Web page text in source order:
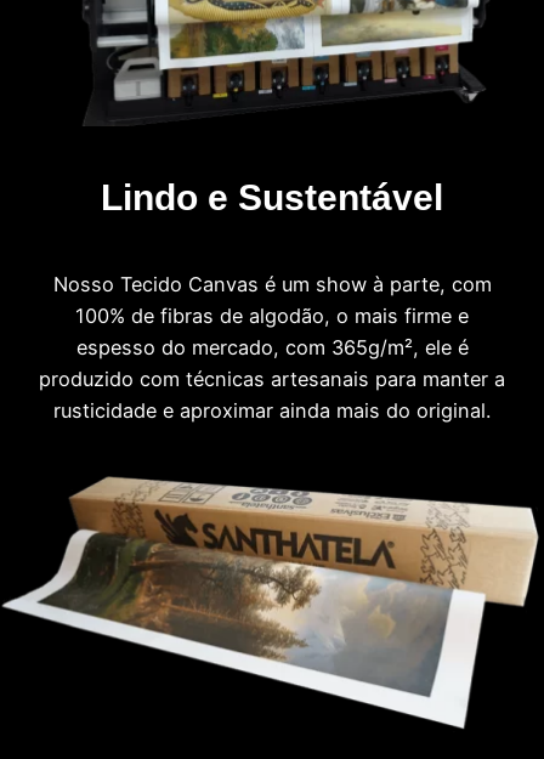
Lindo e Sustentável
Nosso Tecido Canvas é um show à parte, com
100% de fibras de algodão, o mais firme e
espesso do mercado, com 365g/m², ele é
produzido com técnicas artesanais para manter a
rusticidade e aproximar ainda mais do original.